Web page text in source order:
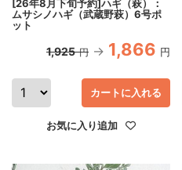
[26年8月下旬予約]ハギ（萩）：
ムサシノハギ（武蔵野萩）6号ポ
ット
1,925 円 1,866 円
お気に入り追加
カートに入れる